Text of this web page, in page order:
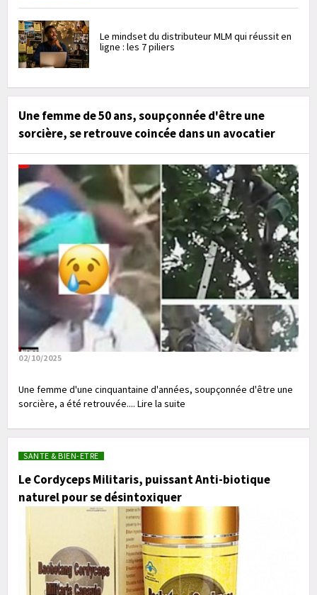
Le mindset du distributeur MLM qui réussit en
ligne : les 7 piliers
Une femme de 50 ans, soupçonnée d'être une
sorcière, se retrouve coincée dans un avocatier
02/10/2025
Une femme d'une cinquantaine d'années, soupçonnée d'être une
sorcière, a été retrouvée.... Lire la suite
SANTE & BIEN-ETRE
Le Cordyceps Militaris, puissant Anti-biotique
naturel pour se désintoxiquer